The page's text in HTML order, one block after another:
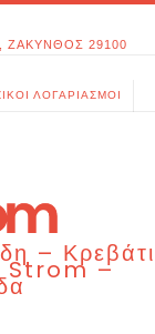
ΖΑΚΥΝΘΟΣ 29100
ΛΟΓΑΡΙΑΣΜΟΊ
– Κρεβάτι
Strom –